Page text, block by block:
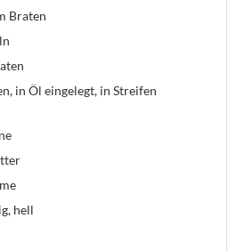
Braten
in Öl eingelegt, in Streifen
hell